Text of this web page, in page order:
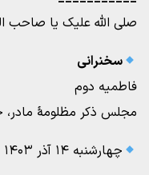
صلی الله علیک یا صاحب
سخنرانی
فاطمیه دوم
مجلس ذکر مظلومۀ مادر،
چهارشنبه ۱۴ آذر ۱۴۰۳